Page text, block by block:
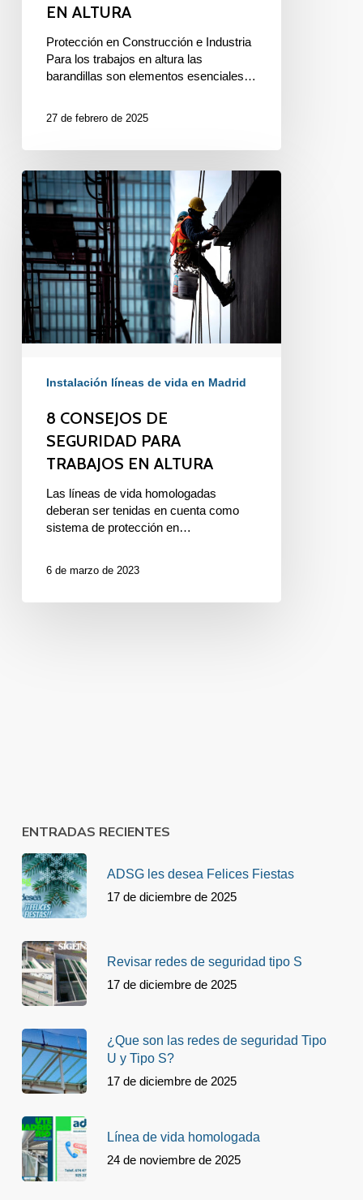
EN ALTURA
Protección en Construcción e Industria
Para los trabajos en altura las
barandillas son elementos esenciales…
27 de febrero de 2025
8
CONSEJOS
DE
SEGURIDAD
PARA
TRABAJOS
EN
ALTURA
Instalación líneas de vida en Madrid
8 CONSEJOS DE
SEGURIDAD PARA
TRABAJOS EN ALTURA
Las líneas de vida homologadas
deberan ser tenidas en cuenta como
sistema de protección en…
6 de marzo de 2023
ENTRADAS RECIENTES
ADSG les desea Felices Fiestas
17 de diciembre de 2025
Revisar redes de seguridad tipo S
17 de diciembre de 2025
¿Que son las redes de seguridad Tipo
U y Tipo S?
17 de diciembre de 2025
Línea de vida homologada
24 de noviembre de 2025